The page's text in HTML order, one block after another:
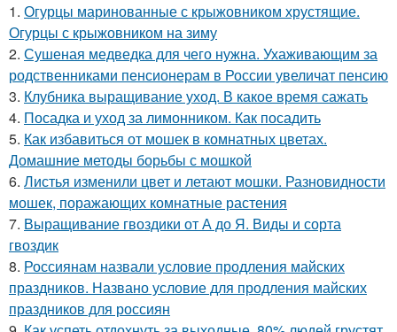
1. Огурцы маринованные с крыжовником хрустящие.
Огурцы с крыжовником на зиму
2. Сушеная медведка для чего нужна. Ухаживающим за
родственниками пенсионерам в России увеличат пенсию
3. Клубника выращивание уход. В какое время сажать
4. Посадка и уход за лимонником. Как посадить
5. Как избавиться от мошек в комнатных цветах.
Домашние методы борьбы с мошкой
6. Листья изменили цвет и летают мошки. Разновидности
мошек, поражающих комнатные растения
7. Выращивание гвоздики от А до Я. Виды и сорта
гвоздик
8. Россиянам назвали условие продления майских
праздников. Названо условие для продления майских
праздников для россиян